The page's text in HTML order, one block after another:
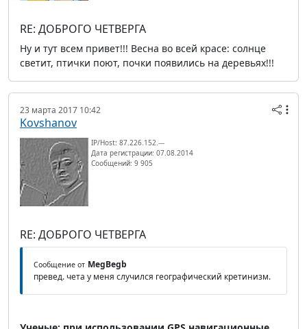
RE: ДОБРОГО ЧЕТВЕРГА
Ну и тут всем привет!!! Весна во всей красе: солнце
светит, птички поют, почки появились на деревьях!!!
23 марта 2017 10:42
Kovshanov
IP/Host: 87.226.152.---
Дата регистрации: 07.08.2014
Сообщений: 9 905
RE: ДОБРОГО ЧЕТВЕРГА
Сообщение от MegBegb
превед. чета у меня случился географический кретинизм.